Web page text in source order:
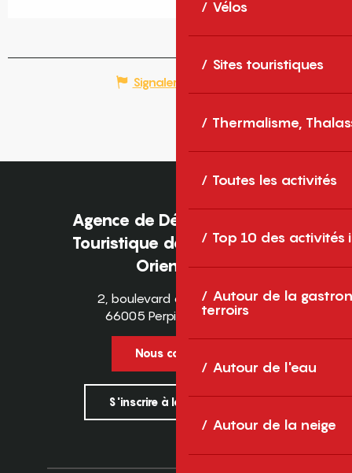
Vélos
Sites touristiques
Thermalisme,
Toutes les activités
Top 10 des activités
Autour de la
terroirs
Autour de l'eau
Autour de la neige
Signaler une erreur
Agence de Développement
Touristique des Pyrénées-
Orientales
2, boulevard des Pyrénées
66005 Perpignan Cedex
Nous contacter
S'inscrire à la newsletter